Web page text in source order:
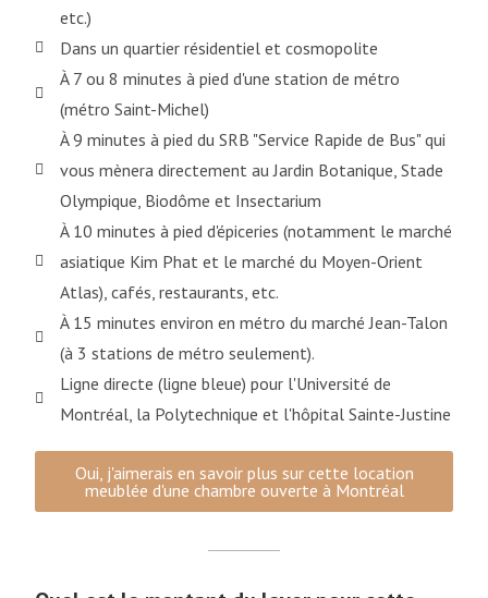
etc.)
Dans un quartier résidentiel et cosmopolite
À 7 ou 8 minutes à pied d'une station de métro
(métro Saint-Michel)
À 9 minutes à pied du SRB "Service Rapide de Bus" qui
vous mènera directement au Jardin Botanique, Stade
Olympique, Biodôme et Insectarium
À 10 minutes à pied d'épiceries (notamment le marché
asiatique Kim Phat et le marché du Moyen-Orient
Atlas), cafés, restaurants, etc.
À 15 minutes environ en métro du marché Jean-Talon
(à 3 stations de métro seulement).
Ligne directe (ligne bleue) pour l'Université de
Montréal, la Polytechnique et l'hôpital Sainte-Justine
Oui, j'aimerais en savoir plus sur cette location
meublée d'une chambre ouverte à Montréal